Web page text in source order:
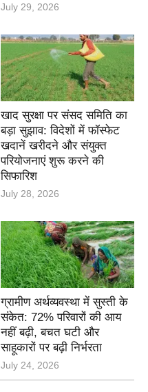
July 29, 2026
खाद सुरक्षा पर संसद समिति का
बड़ा सुझाव: विदेशों में फॉस्फेट
खदानें खरीदने और संयुक्त
परियोजनाएं शुरू करने की
सिफारिश
July 28, 2026
ग्रामीण अर्थव्यवस्था में सुस्ती के
संकेत: 72% परिवारों की आय
नहीं बढ़ी, बचत घटी और
साहूकारों पर बढ़ी निर्भरता
July 24, 2026